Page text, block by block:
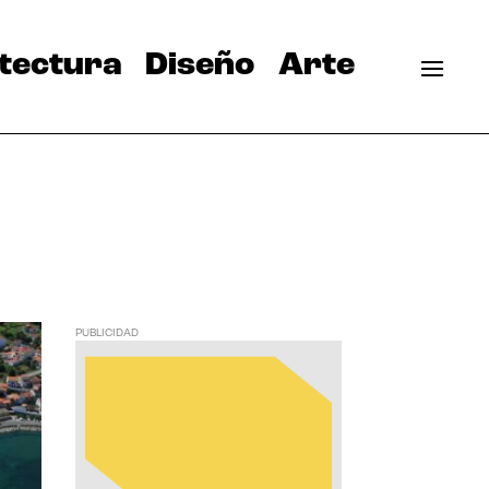
Diseño Arte
PUBLICIDAD